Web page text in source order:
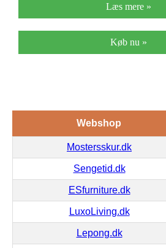
Læs mere »
Køb nu »
Webshop
Mostersskur.dk
Sengetid.dk
ESfurniture.dk
LuxoLiving.dk
Lepong.dk